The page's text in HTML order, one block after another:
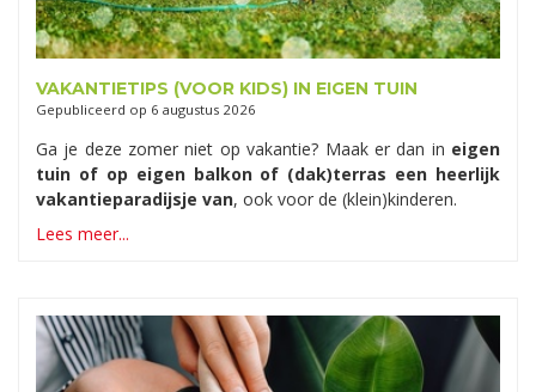
VAKANTIETIPS (VOOR KIDS) IN EIGEN TUIN
Gepubliceerd op 6 augustus 2026
Ga je deze zomer niet op vakantie? Maak er dan in eigen
tuin of op eigen balkon of (dak)terras een heerlijk
vakantieparadijsje van, ook voor de (klein)kinderen.
Lees meer...